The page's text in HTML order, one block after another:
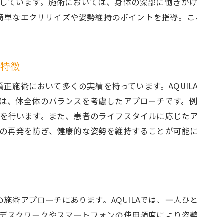
に悩む方へ！AQUILAの施術体験者の声を紹介
善を目指すAQUILAの猫背矯正アプローチ
の猫背改善施術における科学的根拠
善を目指すAQUILAの総合的アプローチ
が提案する猫背とライフスタイルの改善方法
善のカギ！AQUILAの施術法の特徴
が提供する猫背解消のための独自技術
正に特化したAQUILAの施術法を理解する
なエクササイズや姿勢維持のポイントを指導。
徴
施術において多くの実績を持っています。
、体全体のバランスを考慮したアプローチです。
行います。また、患者のライフスタイルに応じた
再発を防ぎ、健康的な姿勢を維持することが可能
術アプローチにあります。AQUILAでは、一人
スクワークやスマートフォンの使用頻度により姿